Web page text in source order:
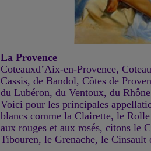
La Provence
Coteauxd’Aix-en-Provence,
Cassis, de Bandol, Côtes de
du Lubéron, du Ventoux, du
Voici pour les principales
blancs comme la Clairette, le
aux rouges et aux rosés, citons le
Tibouren, le Grenache, le Cinsault